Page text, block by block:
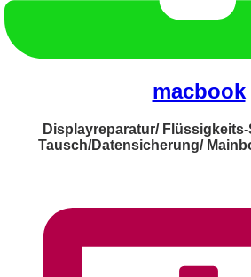
macbook
Displayreparatur/
Tausch/Datensicherung/